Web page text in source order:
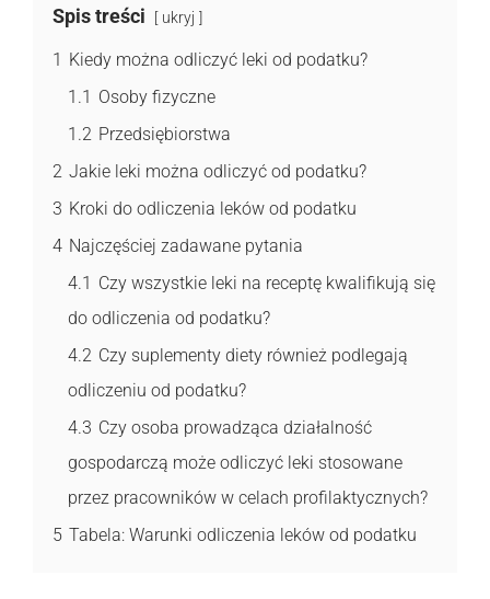
Spis treści ukryj
1 Kiedy można odliczyć leki od podatku?
1.1 Osoby fizyczne
1.2 Przedsiębiorstwa
2 Jakie leki można odliczyć od podatku?
3 Kroki do odliczenia leków od podatku
4 Najczęściej zadawane pytania
4.1 Czy wszystkie leki na receptę kwalifikują się
do odliczenia od podatku?
4.2 Czy suplementy diety również podlegają
odliczeniu od podatku?
4.3 Czy osoba prowadząca działalność
gospodarczą może odliczyć leki stosowane
przez pracowników w celach profilaktycznych?
5 Tabela: Warunki odliczenia leków od podatku